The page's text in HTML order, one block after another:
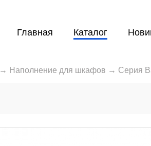
Главная Каталог
→ Наполнение для шкафов → Серия